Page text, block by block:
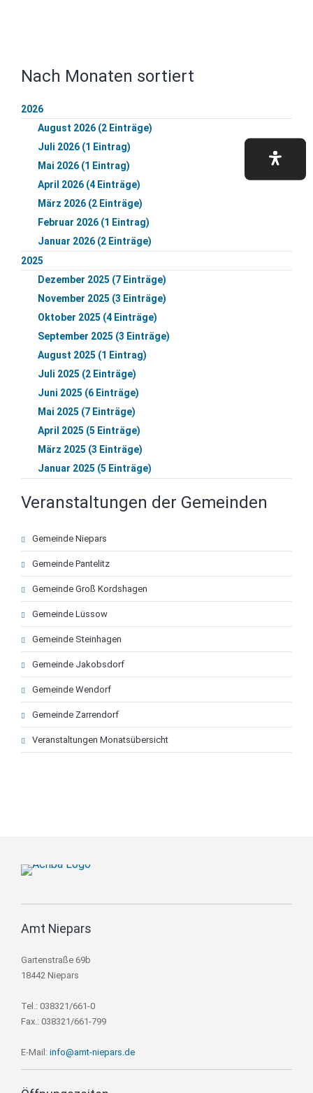
Nach Monaten sortiert
2026
August 2026 (2 Einträge)
Juli 2026 (1 Eintrag)
Mai 2026 (1 Eintrag)
April 2026 (4 Einträge)
März 2026 (2 Einträge)
Februar 2026 (1 Eintrag)
Januar 2026 (2 Einträge)
2025
Dezember 2025 (7 Einträge)
November 2025 (3 Einträge)
Oktober 2025 (4 Einträge)
September 2025 (3 Einträge)
August 2025 (1 Eintrag)
Juli 2025 (2 Einträge)
Juni 2025 (6 Einträge)
Mai 2025 (7 Einträge)
April 2025 (5 Einträge)
März 2025 (3 Einträge)
Januar 2025 (5 Einträge)
Veranstaltungen der Gemeinden
Navigation
überspringen
Gemeinde Niepars
Gemeinde Pantelitz
Gemeinde Groß Kordshagen
Gemeinde Lüssow
Gemeinde Steinhagen
Gemeinde Jakobsdorf
Gemeinde Wendorf
Gemeinde Zarrendorf
Veranstaltungen Monatsübersicht
Amt Niepars
Gartenstraße 69b
18442 Niepars
Tel.: 038321/661-0
Fax.: 038321/661-799
E-Mail: info@amt-niepars.de